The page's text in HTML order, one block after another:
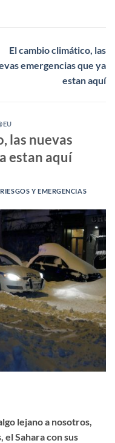
El cambio climático, las
emergencias que ya
estan aquí
las nuevas
estan aquí
Y EMERGENCIAS
lejano a nosotros,
Sahara con sus